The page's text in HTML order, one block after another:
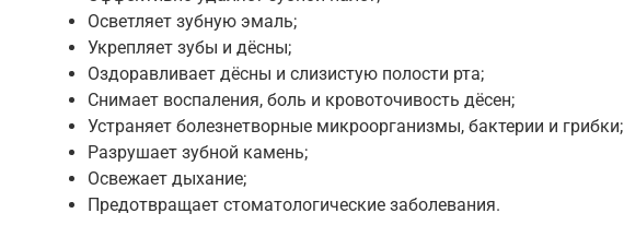
Осветляет зубную эмаль;
Укрепляет зубы и дёсны;
Оздоравливает дёсны и слизистую полости рта;
Снимает воспаления, боль и кровоточивость дёсен;
Устраняет болезнетворные микроорганизмы, бактерии и грибки;
Разрушает зубной камень;
Освежает дыхание;
Предотвращает стоматологические заболевания.